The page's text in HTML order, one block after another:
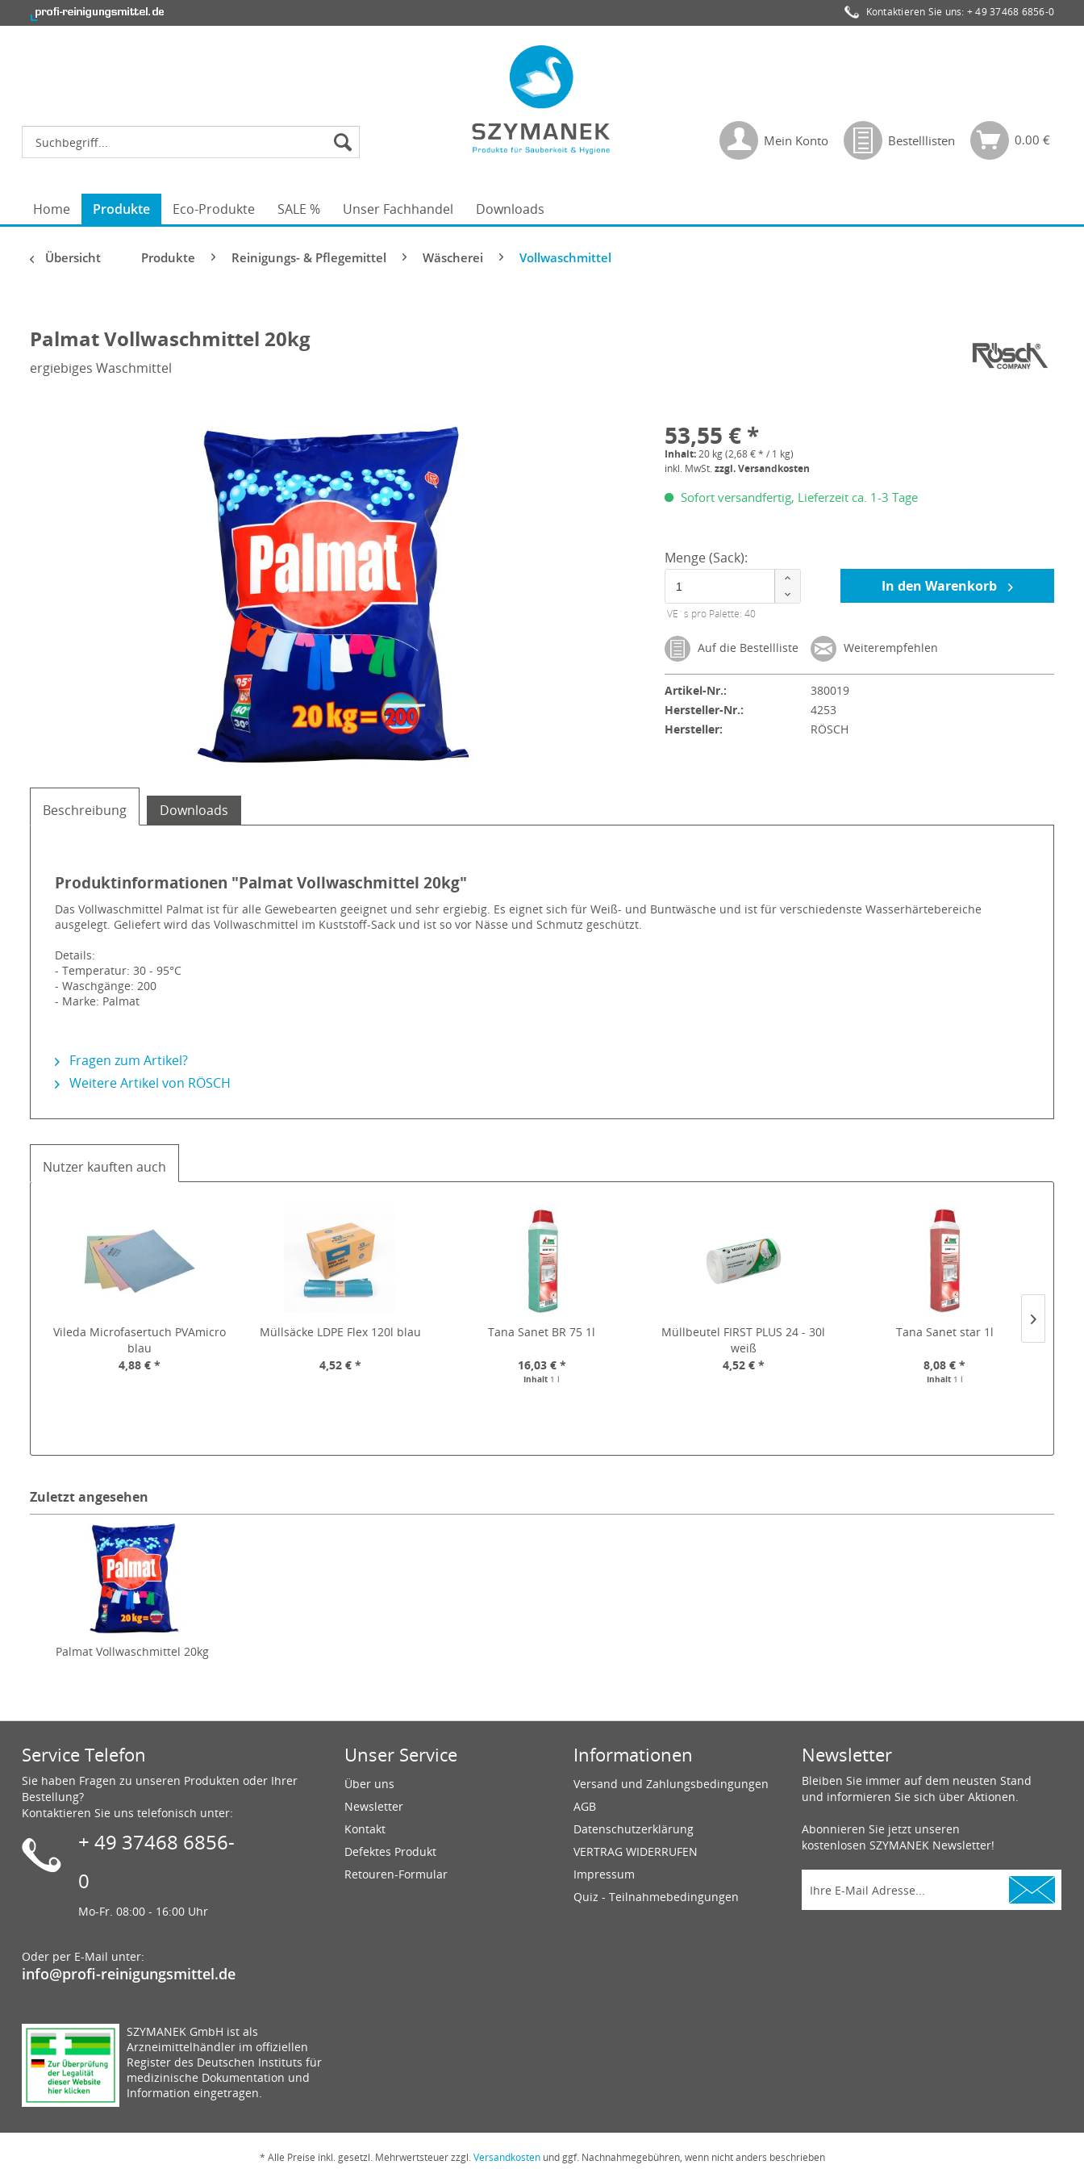
Kontaktieren Sie uns: + 49 37468 6856-0
Mein Konto Bestelllisten 0,00 €
Home Produkte Eco-Produkte SALE % Unser Fachhandel Downloads
Übersicht Produkte Reinigungs- & Pflegemittel Wäscherei Vollwaschmittel
Palmat Vollwaschmittel 20kg
ergiebiges Waschmittel
53,55 € *
Inhalt:20 kg (2,68 € * / 1 kg)
inkl. MwSt.zzgl. Versandkosten
Sofort versandfertig, Lieferzeit ca. 1-3 Tage
Menge (Sack):
VE´s pro Palette: 40
In den Warenkorb
Auf die Bestellliste Weiterempfehlen
Artikel-Nr.:
380019
Hersteller-Nr.:
4253
Hersteller:
RÖSCH
Beschreibung Downloads
Produktinformationen "Palmat Vollwaschmittel 20kg"
Das Vollwaschmittel Palmat ist für alle Gewebearten geeignet und sehr ergiebig. Es eignet sich für Weiß- und Buntwäsche und ist für verschiedenste Wasserhärtebereiche
ausgelegt. Geliefert wird das Vollwaschmittel im Kuststoff-Sack und ist so vor Nässe und Schmutz geschützt.
Details:
- Temperatur: 30 - 95°C
- Waschgänge: 200
- Marke: Palmat
Fragen zum Artikel?
Weitere Artikel von RÖSCH
Nutzer kauften auch
Vileda Microfasertuch PVAmicro
blau
4,88 € *
Müllsäcke LDPE Flex 120l blau
4,52 € *
Tana Sanet BR 75 1l
16,03 € *
Inhalt 1 l
Müllbeutel FIRST PLUS 24 - 30l
weiß
4,52 € *
Tana Sanet star 1l
8,08 € *
Inhalt 1 l
Zuletzt angesehen
Palmat Vollwaschmittel 20kg
Service Telefon
Sie haben Fragen zu unseren Produkten oder Ihrer
Bestellung?
Kontaktieren Sie uns telefonisch unter:
+ 49 37468 6856-
0
Mo-Fr. 08:00 - 16:00 Uhr
Oder per E-Mail unter:
info@profi-reinigungsmittel.de
SZYMANEK GmbH ist als
Arzneimittelhändler im offiziellen
Register des Deutschen Instituts für
medizinische Dokumentation und
Information eingetragen.
Unser Service
Über uns
Newsletter
Kontakt
Defektes Produkt
Retouren-Formular
Informationen
Versand und Zahlungsbedingungen
AGB
Datenschutzerklärung
VERTRAG WIDERRUFEN
Impressum
Quiz - Teilnahmebedingungen
Newsletter
Bleiben Sie immer auf dem neusten Stand
und informieren Sie sich über Aktionen.
Abonnieren Sie jetzt unseren
kostenlosen SZYMANEK Newsletter!
* Alle Preise inkl. gesetzl. Mehrwertsteuer zzgl.Versandkostenund ggf. Nachnahmegebühren, wenn nicht anders beschrieben